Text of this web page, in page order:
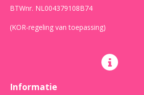
BTWnr. NL004379108B74
(KOR-regeling van toepassing)
Informatie